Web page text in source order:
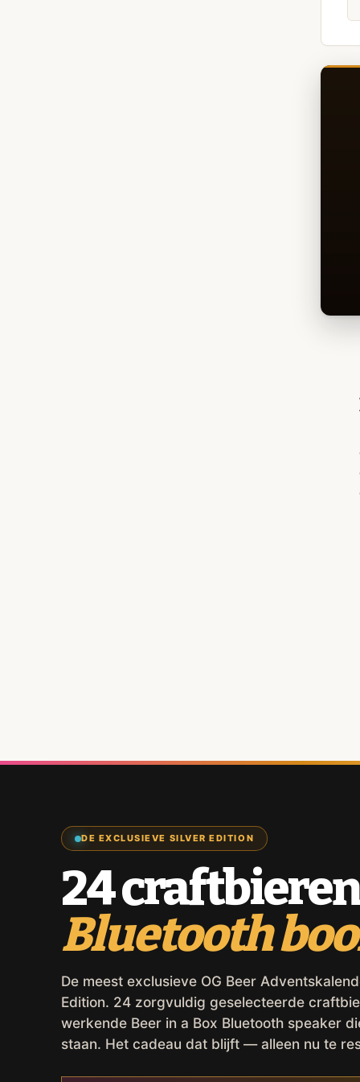
DE EXCLUSIEVE SILVER EDITION
24
Bluetooth
De meest exclusieve OG Beer
Edition. 24 zorgvuldig geselecteerde
werkende Beer in a Box Bluetooth speaker
staan. Het cadeau dat blijft — alleen nu te